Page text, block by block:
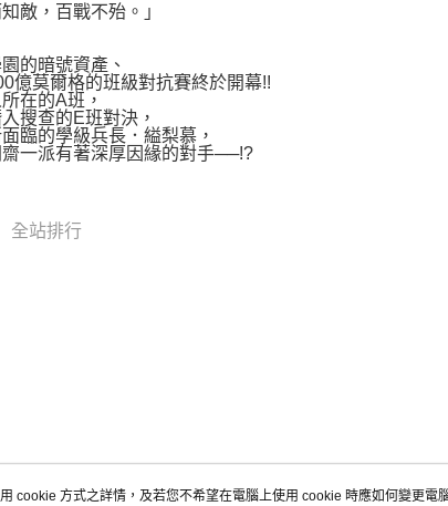
敵，百戰不殆。」
的暗號資產、
億莫爾格的班級對抗賽終於開幕!!
在的A班，
搜查的E班對決，
臨的學級兵長．縊梨慕，
一派有著深厚因緣的對手──!?
全站排行
cookie 方式之詳情，及若您不希望在電腦上使用 cookie 時應如何變更電